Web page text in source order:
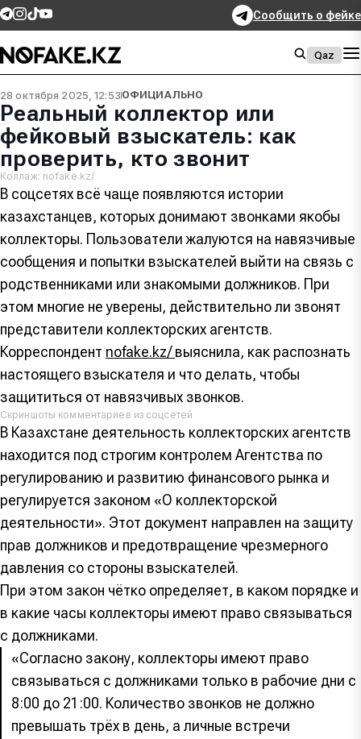
Сообщить о фейке
Qaz
28 октября 2025, 12:53ОФИЦИАЛЬНО
Реальный коллектор или
фейковый взыскатель: как
проверить, кто звонит
Коллаж: nofake.kz/
В соцсетях всё чаще появляются истории
казахстанцев, которых донимают звонками якобы
коллекторы. Пользователи жалуются на навязчивые
сообщения и попытки взыскателей выйти на связь с
родственниками или знакомыми должников. При
этом многие не уверены, действительно ли звонят
представители коллекторских агентств.
Корреспондент nofake.kz/выяснила, как распознать
настоящего взыскателя и что делать, чтобы
защититься от навязчивых звонков.
Скриншоты комментариев из соцсетей
В Казахстане деятельность коллекторских агентств
находится под строгим контролем Агентства по
регулированию и развитию финансового рынка и
регулируется законом «О коллекторской
деятельности». Этот документ направлен на защиту
прав должников и предотвращение чрезмерного
давления со стороны взыскателей.
При этом закон чётко определяет, в каком порядке и
в какие часы коллекторы имеют право связываться
с должниками.
«Согласно закону, коллекторы имеют право
связываться с должниками только в рабочие дни с
8:00 до 21:00. Количество звонков не должно
превышать трёх в день, а личные встречи